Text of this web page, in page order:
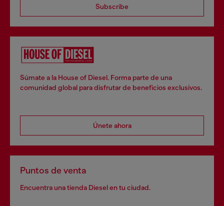
Subscribe
Súmate a la House of Diesel. Forma parte de una
comunidad global para disfrutar de beneficios exclusivos.
Únete ahora
Puntos de venta
Encuentra una tienda Diesel en tu ciudad.